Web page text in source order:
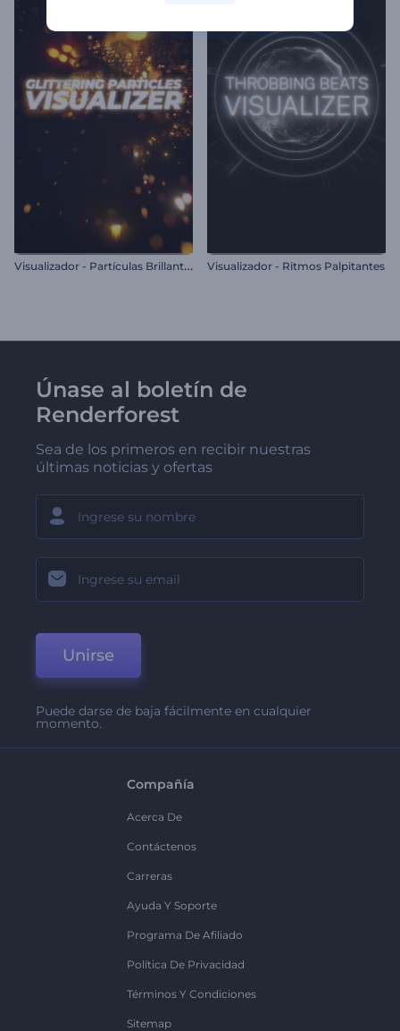
V
isualizador - Partículas Brillantes Visualizador - Ritmos Palpitantes
Únase al boletín de
Renderforest
Sea de los primeros en recibir nuestras
últimas noticias y ofertas
Unirse
Puede darse de baja fácilmente en cualquier
momento.
Compañía
Acerca De
Contáctenos
Carreras
Ayuda Y Soporte
Programa De Afiliado
Política De Privacidad
Términos Y Condiciones
Sitemap